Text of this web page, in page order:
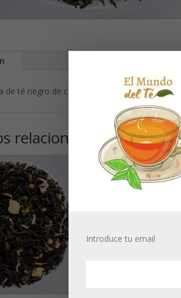
de té negro de calidad ecológica le
relacionados
Introduce tu email